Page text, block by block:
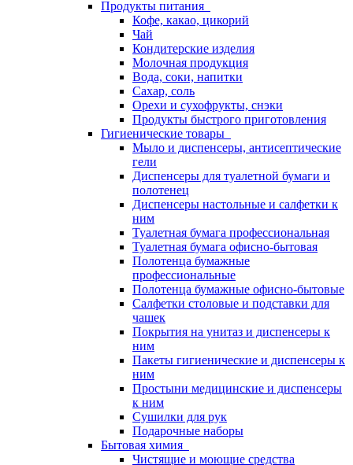
Продукты питания
Кофе, какао, цикорий
Чай
Кондитерские изделия
Молочная продукция
Вода, соки, напитки
Сахар, соль
Орехи и сухофрукты, снэки
Продукты быстрого приготовления
Гигиенические товары
Мыло и диспенсеры, антисептические
гели
Диспенсеры для туалетной бумаги и
полотенец
Диспенсеры настольные и салфетки к
ним
Туалетная бумага профессиональная
Туалетная бумага офисно-бытовая
Полотенца бумажные
профессиональные
Полотенца бумажные офисно-бытовые
Салфетки столовые и подставки для
чашек
Покрытия на унитаз и диспенсеры к
ним
Пакеты гигиенические и диспенсеры к
ним
Простыни медицинские и диспенсеры
к ним
Сушилки для рук
Подарочные наборы
Бытовая химия
Чистящие и моющие средства